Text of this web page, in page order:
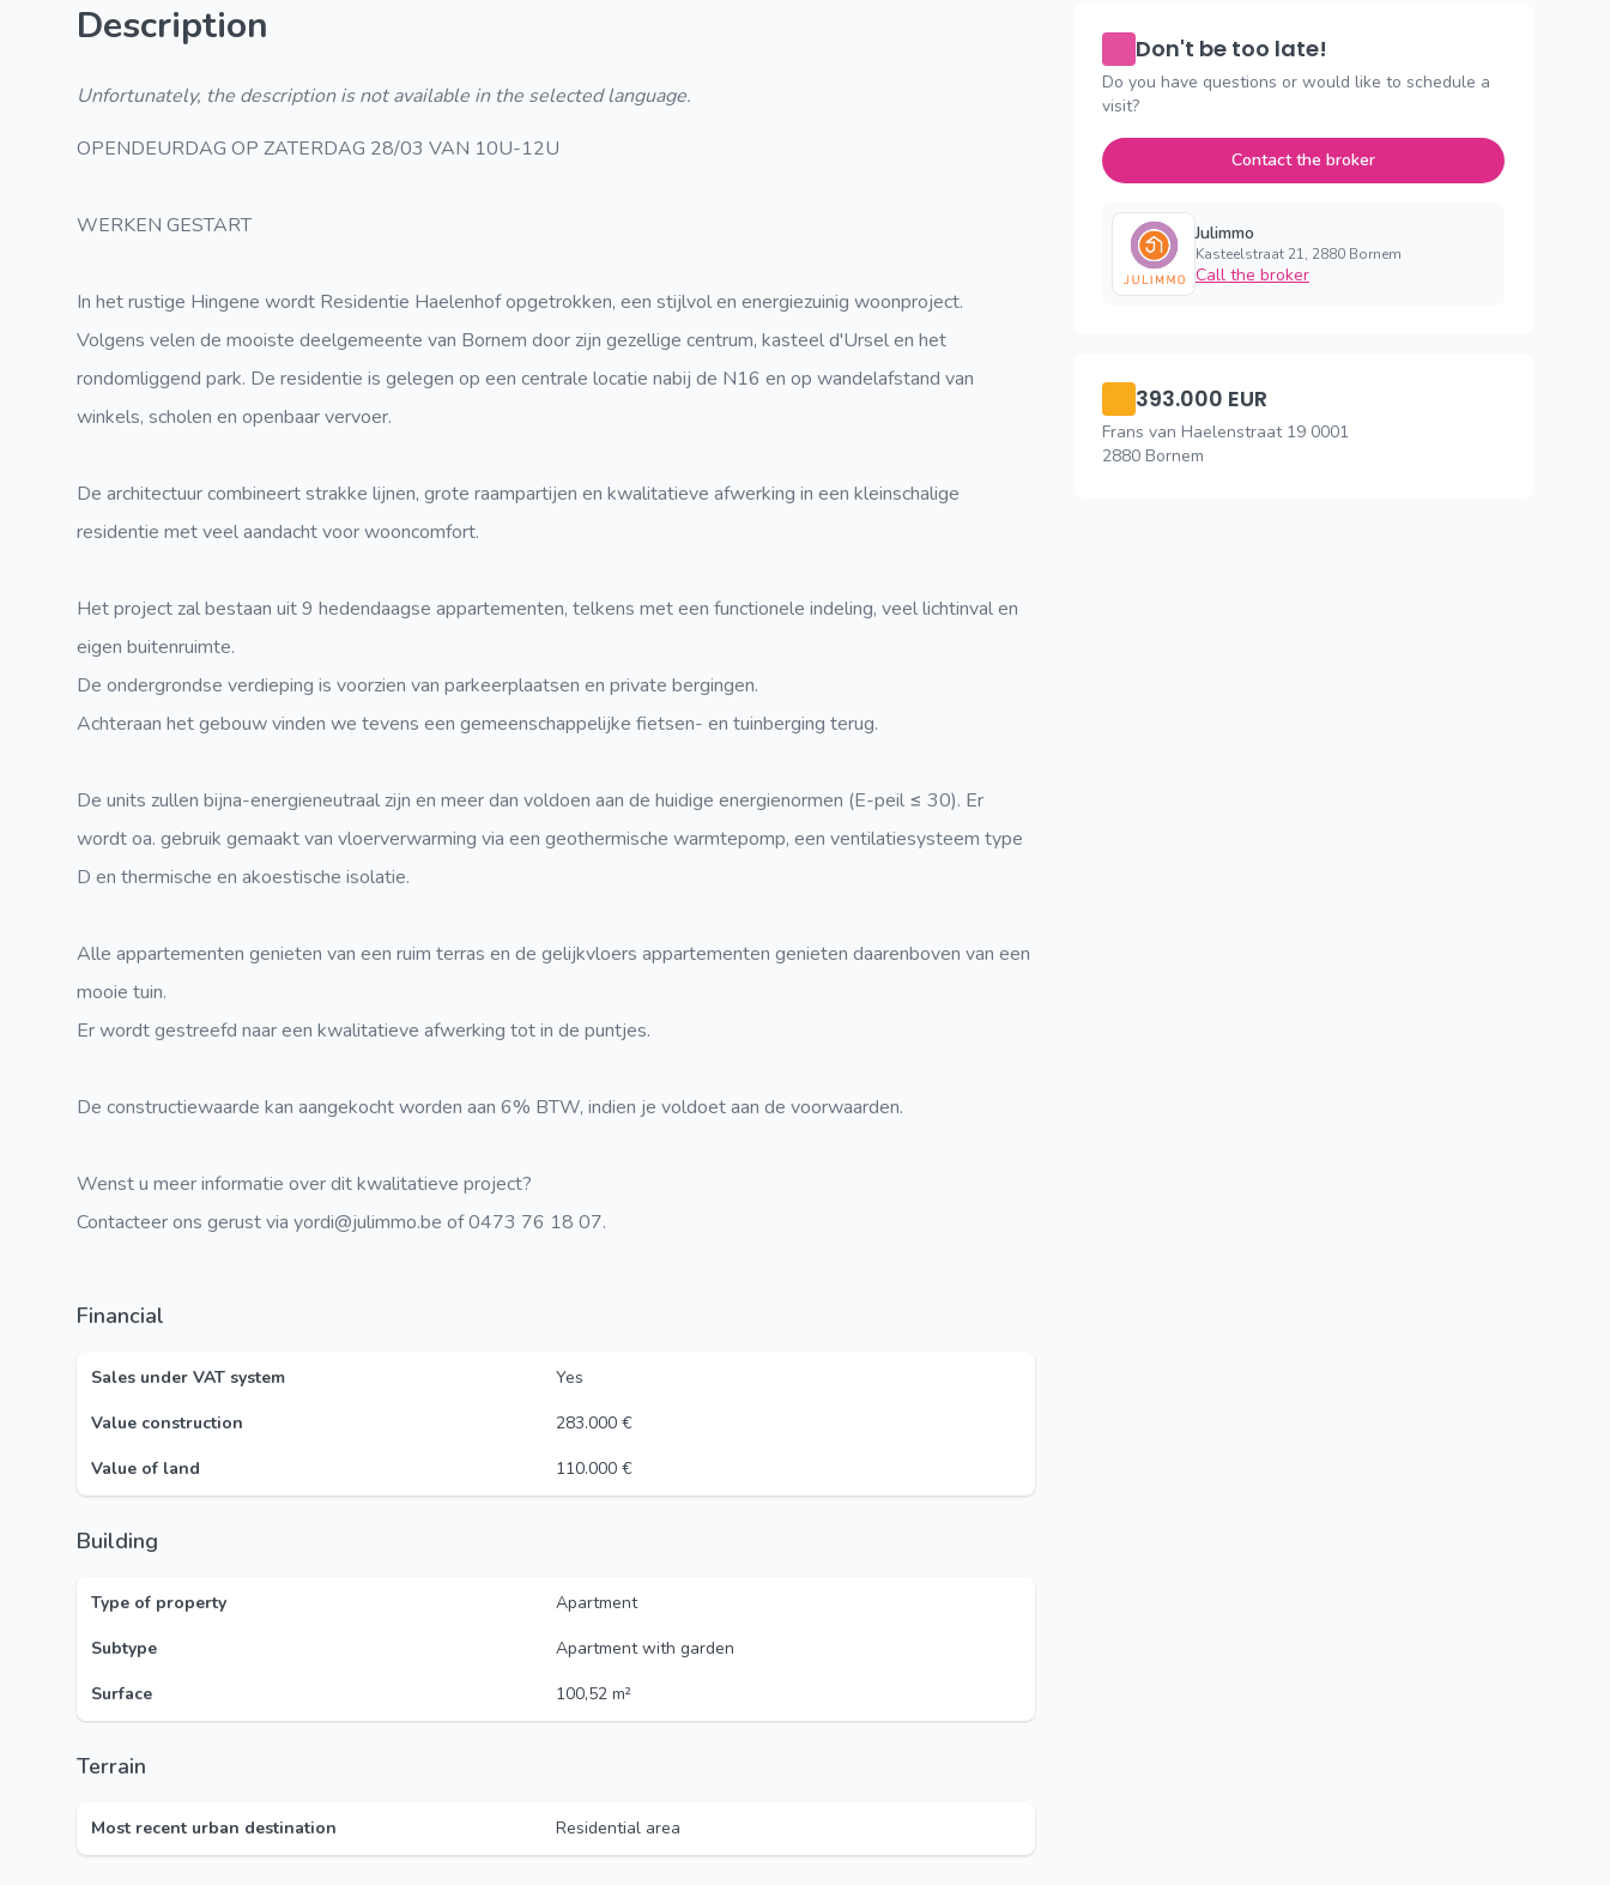
Description
Unfortunately, the description is not available in the selected language.
OPENDEURDAG OP ZATERDAG 28/03 VAN 10U-12U
WERKEN GESTART
In het rustige Hingene wordt Residentie Haelenhof opgetrokken, een stijlvol en energiezuinig woonproject.
Volgens velen de mooiste deelgemeente van Bornem door zijn gezellige centrum, kasteel d'Ursel en het
rondomliggend park. De residentie is gelegen op een centrale locatie nabij de N16 en op wandelafstand van
winkels, scholen en openbaar vervoer.
De architectuur combineert strakke lijnen, grote raampartijen en kwalitatieve afwerking in een kleinschalige
residentie met veel aandacht voor wooncomfort.
Het project zal bestaan uit 9 hedendaagse appartementen, telkens met een functionele indeling, veel lichtinval en
eigen buitenruimte.
De ondergrondse verdieping is voorzien van parkeerplaatsen en private bergingen.
Achteraan het gebouw vinden we tevens een gemeenschappelijke fietsen- en tuinberging terug.
De units zullen bijna-energieneutraal zijn en meer dan voldoen aan de huidige energienormen (E-peil ≤ 30). Er
wordt oa. gebruik gemaakt van vloerverwarming via een geothermische warmtepomp, een ventilatiesysteem type
D en thermische en akoestische isolatie.
Alle appartementen genieten van een ruim terras en de gelijkvloers appartementen genieten daarenboven van een
mooie tuin.
Er wordt gestreefd naar een kwalitatieve afwerking tot in de puntjes.
De constructiewaarde kan aangekocht worden aan 6% BTW, indien je voldoet aan de voorwaarden.
Wenst u meer informatie over dit kwalitatieve project?
Contacteer ons gerust via yordi@julimmo.be of 0473 76 18 07.
Financial
Sales under VAT system
Yes
Value construction
283.000 €
Value of land
110.000 €
Building
Type of property
Apartment
Subtype
Apartment with garden
Surface
100,52 m²
Terrain
Most recent urban destination Residential area
Don't be too late!
Do you have questions or would like to schedule a
visit?
Contact the broker
Julimmo
Kasteelstraat 21, 2880 Bornem
Call the broker
393.000 EUR
Frans van Haelenstraat 19 0001
2880 Bornem